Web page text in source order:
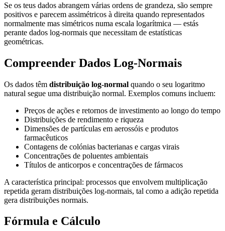
Se os teus dados abrangem várias ordens de grandeza, são sempre
positivos e parecem assimétricos à direita quando representados
normalmente mas simétricos numa escala logarítmica — estás
perante dados log-normais que necessitam de estatísticas
geométricas.
Compreender Dados Log-Normais
Os dados têm distribuição log-normal quando o seu logaritmo
natural segue uma distribuição normal. Exemplos comuns incluem:
Preços de ações e retornos de investimento ao longo do tempo
Distribuições de rendimento e riqueza
Dimensões de partículas em aerossóis e produtos
farmacêuticos
Contagens de colónias bacterianas e cargas virais
Concentrações de poluentes ambientais
Títulos de anticorpos e concentrações de fármacos
A característica principal: processos que envolvem multiplicação
repetida geram distribuições log-normais, tal como a adição repetida
gera distribuições normais.
Fórmula e Cálculo